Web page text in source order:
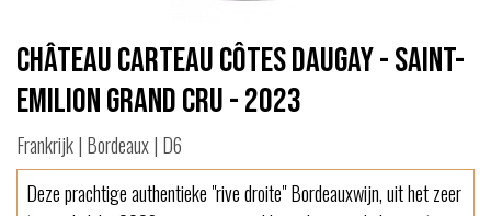
Château Carteau Côtes Daugay - Saint-
Emilion Grand Cru - 2023
Frankrijk | Bordeaux | D6
Deze prachtige authentieke "rive droite" Bordeauxwijn, uit het zeer